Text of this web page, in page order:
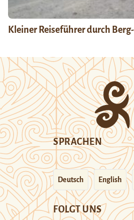
Kleiner Reiseführer durch
SPRACHEN
Deutsch English
FOLGT UNS